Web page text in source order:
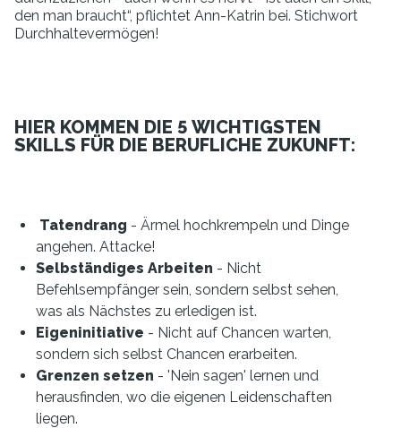
den man braucht“, pflichtet Ann-Katrin bei. Stichwort
Durchhaltevermögen!
HIER KOMMEN DIE 5 WICHTIGSTEN
SKILLS FÜR DIE BERUFLICHE ZUKUNFT:
Tatendrang - Ärmel hochkrempeln und Dinge
angehen. Attacke!
Selbständiges Arbeiten - Nicht
Befehlsempfänger sein, sondern selbst sehen,
was als Nächstes zu erledigen ist.
Eigeninitiative - Nicht auf Chancen warten,
sondern sich selbst Chancen erarbeiten.
Grenzen setzen - 'Nein sagen' lernen und
herausfinden, wo die eigenen Leidenschaften
liegen.